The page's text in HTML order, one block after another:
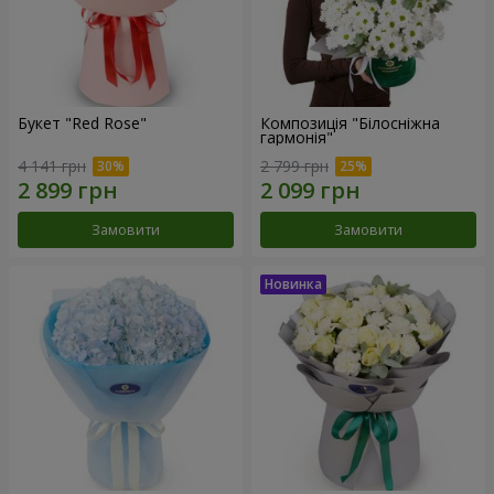
Букет "Red Rose"
4 141 грн
Замовити
Композиція "Білосніжна
гармонія"
2 799 грн
Замовити